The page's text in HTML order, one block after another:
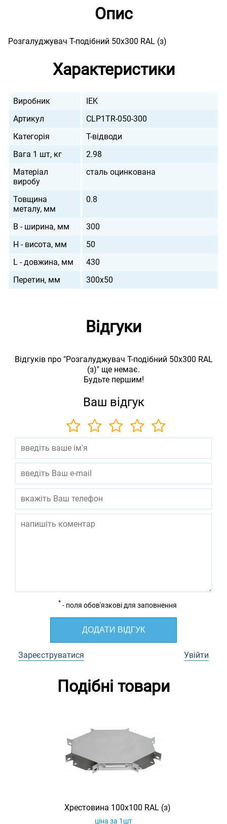
Опис
Розгалуджувач Т-подібний 50х300 RAL (з)
Характеристики
Виробник
IEK
Артикул
CLP1TR-050-300
Категорія
Т-відводи
Вага 1 шт, кг
2.98
Матеріал
виробу
сталь оцинкована
Товщина
металу, мм
0.8
B - ширина, мм
300
H - висота, мм
50
L - довжина, мм
430
Перетин, мм
300х50
Відгуки
Відгуків про "Розгалуджувач Т-подібний 50х300 RAL
(з)" ще немає.
Будьте першим!
Ваш відгук
* - поля обов'язкові для заповнення
ДОДАТИ ВІДГУК
Зареєструватися Увійти
Подібні товари
Хрестовина 100х100 RAL (з)
ціна за 1шт